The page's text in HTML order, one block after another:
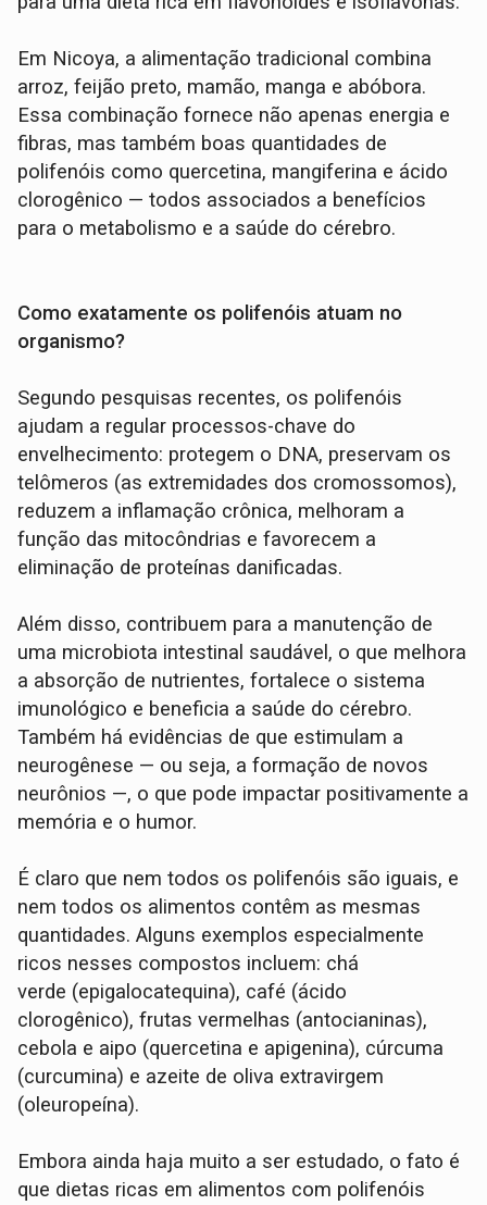
Em Nicoya, a alimentação tradicional combina
arroz, feijão preto, mamão, manga e abóbora.
Essa combinação fornece não apenas energia e
fibras, mas também boas quantidades de
polifenóis como quercetina, mangiferina e ácido
clorogênico — todos associados a benefícios
para o metabolismo e a saúde do cérebro.
Como exatamente os polifenóis atuam no
organismo?
Segundo pesquisas recentes, os polifenóis
ajudam a regular processos-chave do
envelhecimento: protegem o DNA, preservam os
telômeros (as extremidades dos cromossomos),
reduzem a inflamação crônica, melhoram a
função das mitocôndrias e favorecem a
eliminação de proteínas danificadas.
Além disso, contribuem para a manutenção de
uma microbiota intestinal saudável, o que melhora
a absorção de nutrientes, fortalece o sistema
imunológico e beneficia a saúde do cérebro.
Também há evidências de que estimulam a
neurogênese — ou seja, a formação de novos
neurônios —, o que pode impactar positivamente a
memória e o humor.
É claro que nem todos os polifenóis são iguais, e
nem todos os alimentos contêm as mesmas
quantidades. Alguns exemplos especialmente
ricos nesses compostos incluem: chá
verde (epigalocatequina), café (ácido
clorogênico), frutas vermelhas (antocianinas),
cebola e aipo (quercetina e apigenina), cúrcuma
(curcumina) e azeite de oliva extravirgem
(oleuropeína).
Embora ainda haja muito a ser estudado, o fato é
que dietas ricas em alimentos com polifenóis